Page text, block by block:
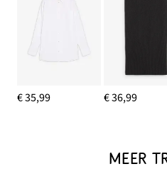
€ 35,99 € 36,99
MEER